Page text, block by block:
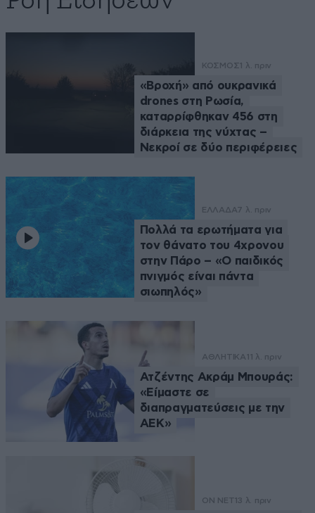
ΚΟΣΜΟΣ 1 λ. πριν
«Βροχή» από ουκρανικά
drones στη Ρωσία,
καταρρίφθηκαν 456 στη
διάρκεια της νύχτας –
Νεκροί σε δύο περιφέρειες
ΕΛΛΑΔΑ7 λ. πριν
Πολλά τα ερωτήματα για
τον θάνατο του 4χρονου
στην Πάρο – «Ο παιδικός
πνιγμός είναι πάντα
σιωπηλός»
ΑΘΛΗΤΙΚΑ 11 λ. πριν
Ατζέντης Ακράμ Μπουράς:
«Είμαστε σε
διαπραγματεύσεις με την
ΑΕΚ»
ON NET 13 λ. πριν